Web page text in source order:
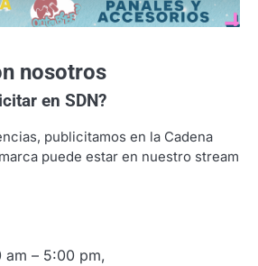
nosotros
en SDN?
publicitamos en la Cadena
puede estar en nuestro stream
am – 5:00 pm,